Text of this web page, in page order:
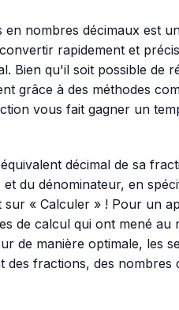
nombres décimaux est
rapidement et
Bien qu'il soit possible de
grâce à des méthodes
vous fait gagner un
décimal de sa
du dénominateur, en
sur « Calculer » ! Pour un
de calcul qui ont mené
de manière optimale, les
des fractions, des nombres